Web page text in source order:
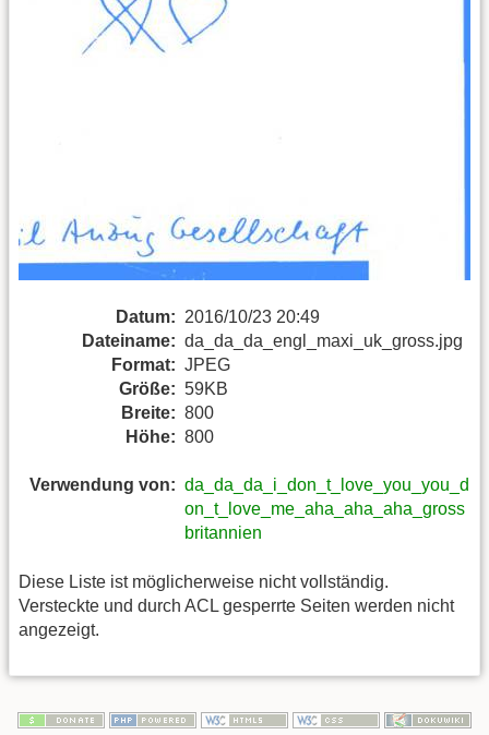
Datum: 2016/10/23 20:49
Dateiname: da_da_da_engl_maxi_uk_gross.jpg
Format: JPEG
Größe: 59KB
Breite: 800
Höhe: 800
Verwendung von: da_da_da_i_don_t_love_you_you_d
on_t_love_me_aha_aha_aha_gross
britannien
Diese Liste ist möglicherweise nicht vollständig.
Versteckte und durch ACL gesperrte Seiten werden nicht
angezeigt.